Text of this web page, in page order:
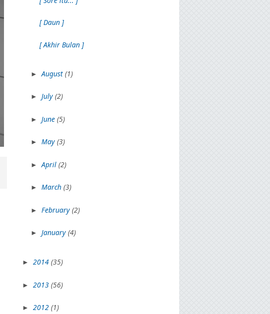
[ Daun ]
[ Akhir Bulan ]
► August (1)
► July (2)
► June (5)
► May (3)
► April (2)
► March (3)
► February (2)
► January (4)
► 2014 (35)
► 2013 (56)
► 2012 (1)